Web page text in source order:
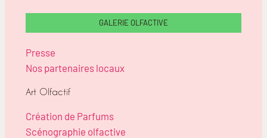
GALERIE OLFACTIVE
Presse
Nos partenaires locaux
Art Olfactif
Création de Parfums
Scénographie olfactive